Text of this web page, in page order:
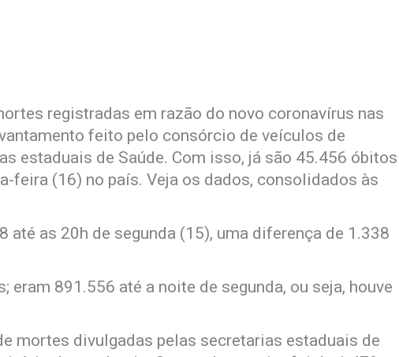
registradas em razão do novo coronavírus nas
feito pelo consórcio de veículos de
estaduais de Saúde. Com isso, já são 45.456 óbitos
feira (16) no país. Veja os dados, consolidados às
até as 20h de segunda (15), uma diferença de 1.338
eram 891.556 até a noite de segunda, ou seja, houve
mortes divulgadas pelas secretarias estaduais de